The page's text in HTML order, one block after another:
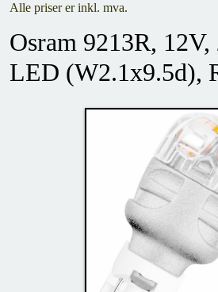
Alle priser er inkl. mva.
Osram 9213R,
LED (W2.1x9.5d),